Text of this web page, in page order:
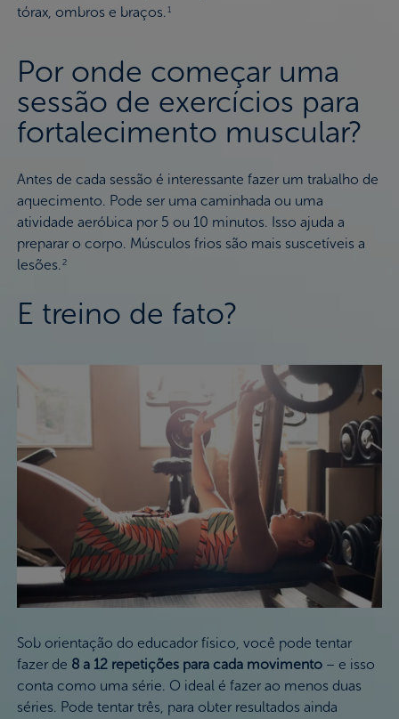
tórax, ombros e braços. 1
Por onde começar uma
sessão de exercícios para
fortalecimento muscular?
Antes de cada sessão é interessante fazer um trabalho de
aquecimento. Pode ser uma caminhada ou uma
atividade aeróbica por 5 ou 10 minutos. Isso ajuda a
preparar o corpo. Músculos frios são mais suscetíveis a
lesões. 2
E treino de fato?
Sob orientação do educador físico, você pode tentar
fazer de 8 a 12 repetições para cada movimento– e isso
conta como uma série. O ideal é fazer ao menos duas
séries. Pode tentar três, para obter resultados ainda